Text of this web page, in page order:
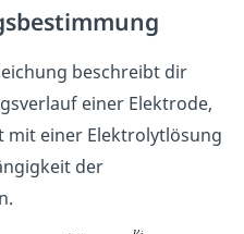
beschreibt dir
einer Elektrode,
mit einer Elektrolytlösung
der